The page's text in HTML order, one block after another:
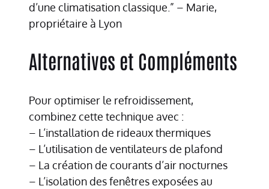
d’une climatisation classique.” – Marie,
propriétaire à Lyon
Alternatives et Compléments
Pour optimiser le refroidissement,
combinez cette technique avec :
– L’installation de rideaux thermiques
– L’utilisation de ventilateurs de plafond
– La création de courants d’air nocturnes
– L’isolation des fenêtres exposées au